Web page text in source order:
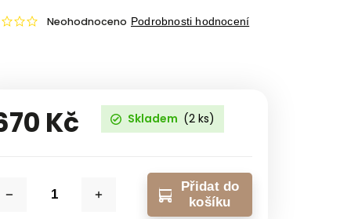
Neohodnoceno Podrobnosti hodnocení
Kč Skladem (2 ks)
Přidat do
košíku